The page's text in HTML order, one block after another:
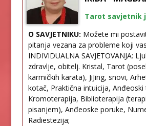
Tarot savjetnik
O SAVJETNIKU: Možete mi
pitanja vezana za probleme koji
INDIVIDUALNA SAVJETOVANJA:
zdravlje, obitelj. Kristal, Tarot
karmičkih karata), JiJing, snovi,
kotač, Praktična intuicija,
Kromoterapija, Biblioterapija
pisanjem), Anđeoske poruke,
Radiestezija;